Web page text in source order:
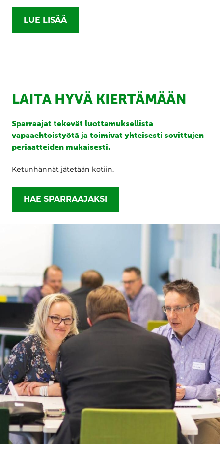
LUE LISÄÄ
LAITA HYVÄ KIERTÄMÄÄN
Sparraajat tekevät luottamuksellista
vapaaehtoistyötä ja toimivat yhteisesti sovittujen
periaatteiden mukaisesti.
Ketunhännät jätetään kotiin.
HAE SPARRAAJAKSI